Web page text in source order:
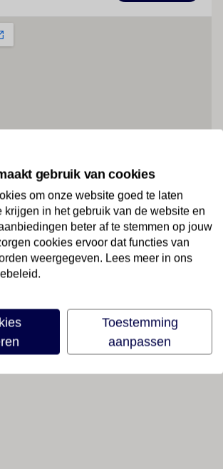
gebruik van cookies
om onze website goed te laten
krijgen in het gebruik van de website en
beter af te stemmen op jouw
cookies ervoor dat functies van
weergegeven. Lees meer in ons
Toestemming
aanpassen